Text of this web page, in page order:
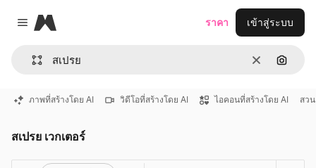
Close menu
Magnific
ชัดเจนค้นหา
ราคา เข้าสู่ระบบ
ภาพที่สร้างโดย AI วิดีโอที่สร้างโดย AI ไอคอนที่สร้างโดย AI สวน
สเปรย เวกเตอร์